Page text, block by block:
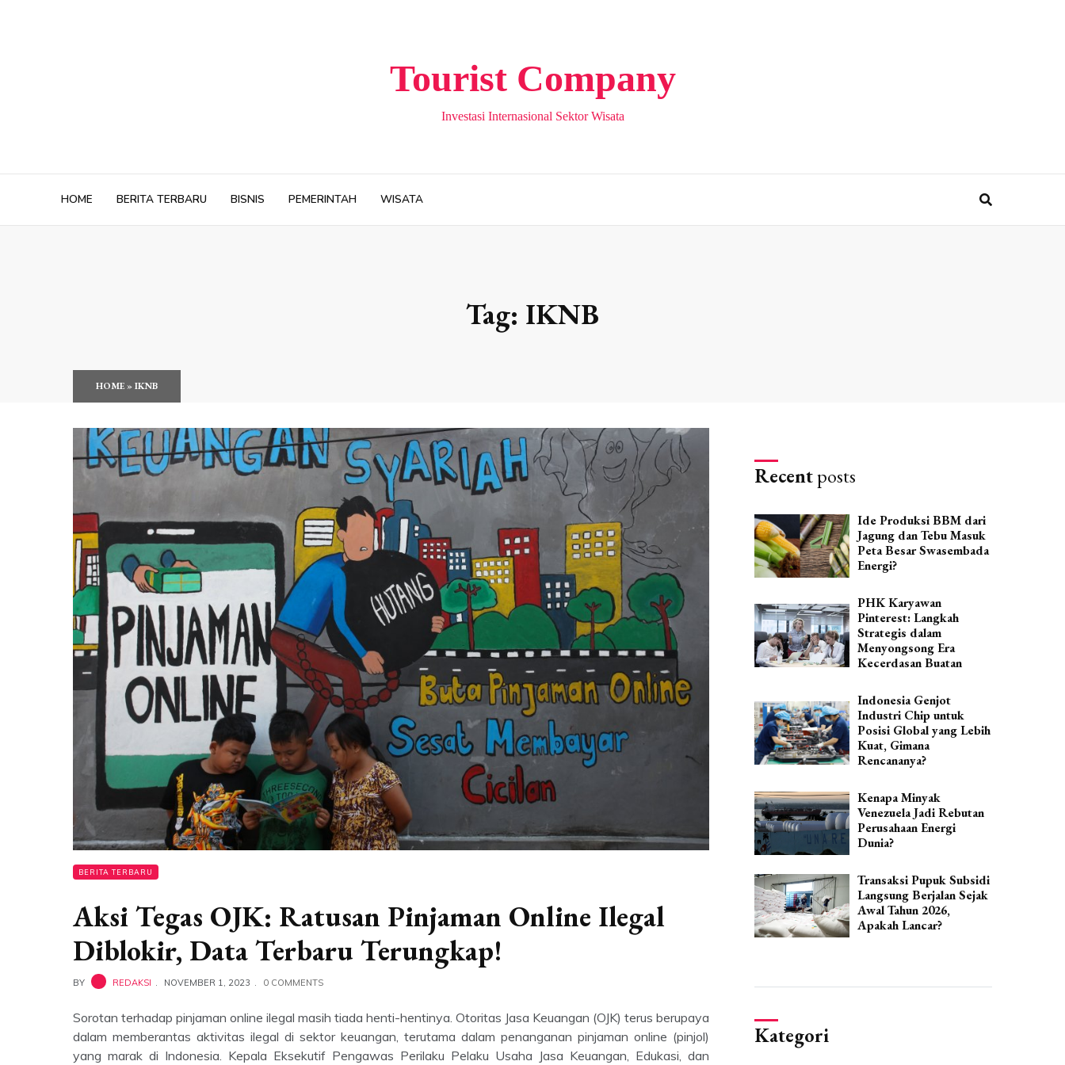
Tourist Company
Investasi Internasional Sektor Wisata
HOME BERITA TERBARU BISNIS PEMERINTAH WISATA
Tag: IKNB
HOME»IKNB
BERITA TERBARU
Aksi Tegas OJK: Ratusan Pinjaman Online Ilegal
Diblokir, Data Terbaru Terungkap!
BY REDAKSI NOVEMBER 1, 2023 0 COMMENTS
Sorotan terhadap pinjaman online ilegal masih tiada henti-hentinya. Otoritas Jasa Keuangan (OJK) terus berupaya
dalam memberantas aktivitas ilegal di sektor keuangan, terutama dalam penanganan pinjaman online (pinjol)
yang marak di Indonesia. Kepala Eksekutif Pengawas Perilaku Pelaku Usaha Jasa Keuangan, Edukasi, dan
Recentposts
Ide Produksi BBM dari
Jagung dan Tebu Masuk
Peta Besar Swasembada
Energi?
PHK Karyawan
Pinterest: Langkah
Strategis dalam
Menyongsong Era
Kecerdasan Buatan
Indonesia Genjot
Industri Chip untuk
Posisi Global yang Lebih
Kuat, Gimana
Rencananya?
Kenapa Minyak
Venezuela Jadi Rebutan
Perusahaan Energi
Dunia?
Transaksi Pupuk Subsidi
Langsung Berjalan Sejak
Awal Tahun 2026,
Apakah Lancar?
Kategori